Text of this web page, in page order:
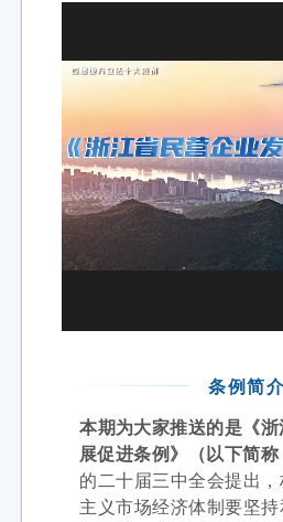
条例简
本期为大家推送的是《
展促进条例》（以下简称
的二十届三中全会提出
主义市场经济体制要坚